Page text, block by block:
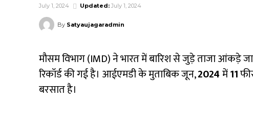
July 1, 2024 Updated: July 1, 2024
By Satyaujagaradmin
मौसम विभाग (IMD) ने भारत में बारिश से जुड़े ताजा आंकड़े
रिकॉर्ड की गई है। आईएमडी के मुताबिक जून,2024में11
बरसात है।